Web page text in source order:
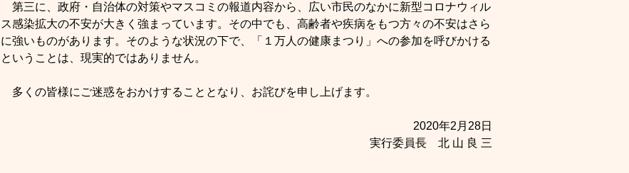
第三に、政府・自治体の対策やマスコミの報道内容から、広い市民のなかに新型コロナウィル
ス感染拡大の不安が大きく強まっています。その中でも、高齢者や疾病をもつ方々の不安はさら
に強いものがあります。そのような状況の下で、「１万人の健康まつり」への参加を呼びかける
ということは、現実的ではありません。
多くの皆様にご迷惑をおかけすることとなり、お詫びを申し上げます。
2020年2月28日
実行委員長 北 山 良 三